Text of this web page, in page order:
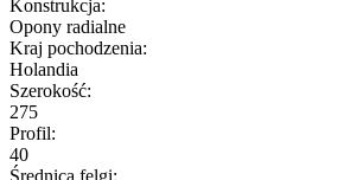
Konstrukcja:
Opony radialne
Kraj pochodzenia:
Holandia
Szerokość:
275
Profil:
40
Średnica felgi: